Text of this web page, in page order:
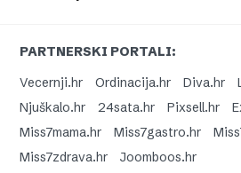
PARTNERSKI PORTALI:
Vecernji.hr
Ordinacija.hr Diva.hr
Njuškalo.hr
24sata.hr Pixsell.hr
Miss7mama.hr
Miss7gastro.hr
Miss7zdrava.hr
Joomboos.hr